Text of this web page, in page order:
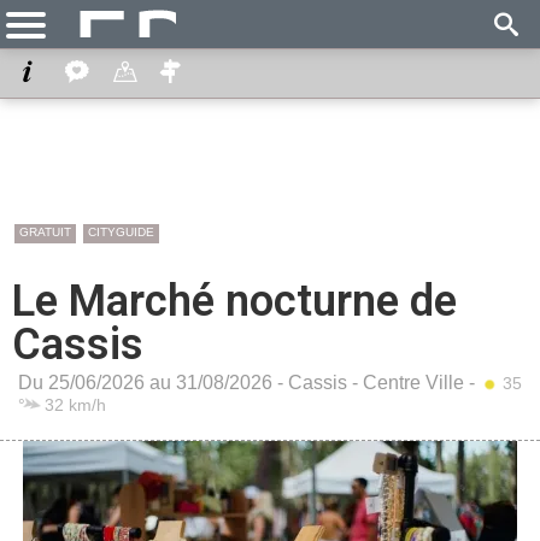
GRATUIT CITYGUIDE
Le Marché nocturne de
Cassis
Du 25/06/2026 au 31/08/2026 - Cassis - Centre Ville -
35
° 32 km/h